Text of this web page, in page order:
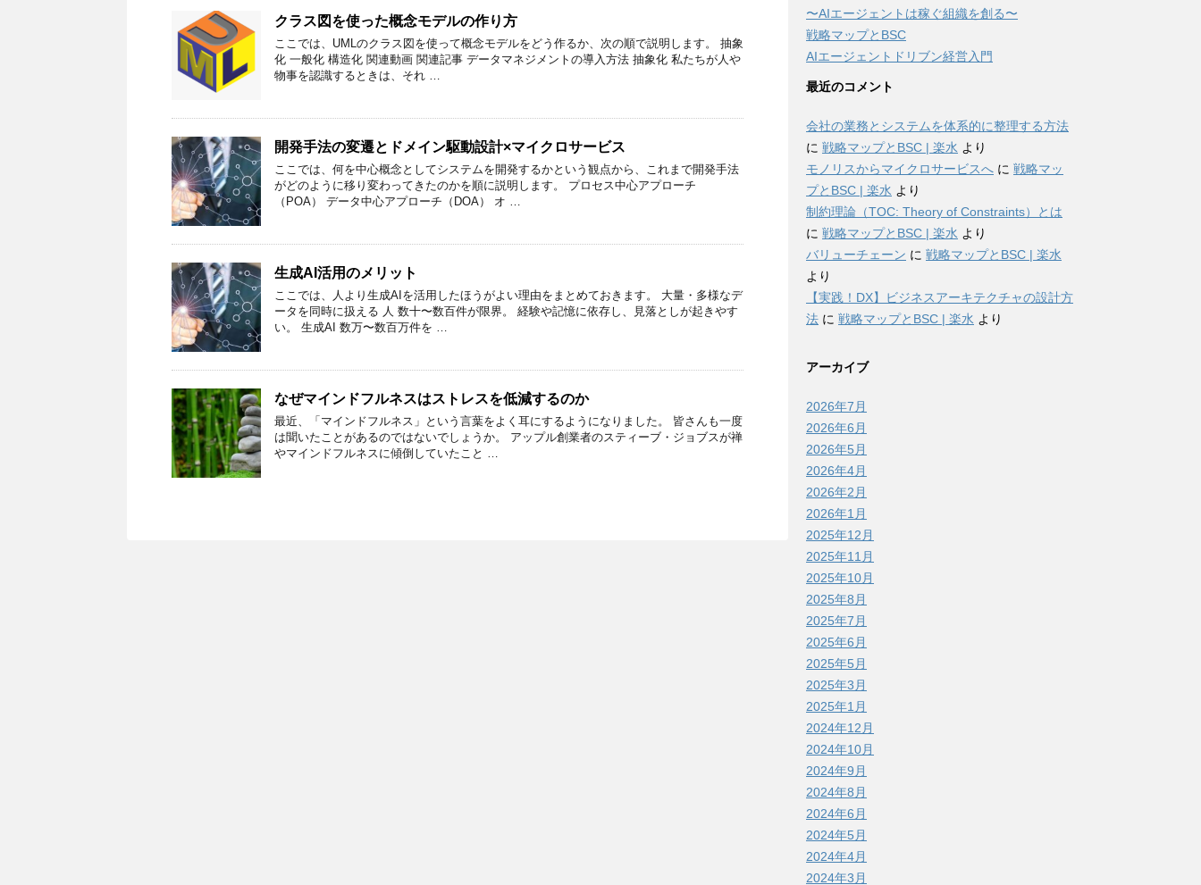
クラス図を使った概念モデルの作り方
ここでは、UMLのクラス図を使って概念モデルをどう作るか、次の順で説明します。 抽象
化 一般化 構造化 関連動画 関連記事 データマネジメントの導入方法 抽象化 私たちが人や
物事を認識するときは、それ …
開発手法の変遷とドメイン駆動設計×マイクロサービス
ここでは、何を中心概念としてシステムを開発するかという観点から、これまで開発手法
がどのように移り変わってきたのかを順に説明します。 プロセス中心アプローチ
（POA） データ中心アプローチ（DOA） オ …
生成AI活用のメリット
ここでは、人より生成AIを活用したほうがよい理由をまとめておきます。 大量・多様なデ
ータを同時に扱える 人 数十〜数百件が限界。 経験や記憶に依存し、見落としが起きやす
い。 生成AI 数万〜数百万件を …
なぜマインドフルネスはストレスを低減するのか
最近、「マインドフルネス」という言葉をよく耳にするようになりました。 皆さんも一度
は聞いたことがあるのではないでしょうか。 アップル創業者のスティーブ・ジョブスが禅
やマインドフルネスに傾倒していたこと …
〜AIエージェントは稼ぐ組織を創る〜
戦略マップとBSC
AIエージェントドリブン経営入門
最近のコメント
会社の業務とシステムを体系的に整理する方法
に 戦略マップとBSC | 楽水 より
モノリスからマイクロサービスへ に 戦略マッ
プとBSC | 楽水 より
制約理論（TOC: Theory of Constraints）とは
に 戦略マップとBSC | 楽水 より
バリューチェーン に 戦略マップとBSC | 楽水
より
【実践！DX】ビジネスアーキテクチャの設計方
法 に 戦略マップとBSC | 楽水 より
アーカイブ
2026年7月
2026年6月
2026年5月
2026年4月
2026年2月
2026年1月
2025年12月
2025年11月
2025年10月
2025年8月
2025年7月
2025年6月
2025年5月
2025年3月
2025年1月
2024年12月
2024年10月
2024年9月
2024年8月
2024年6月
2024年5月
2024年4月
2024年3月